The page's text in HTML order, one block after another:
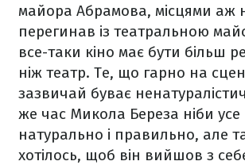
майора Абрамова, місцями аж
перегинав із театральною
все-таки кіно має бути більш
ніж театр. Те, що гарно на
зазвичай буває
же час Микола Береза ніби усе
натурально і правильно, але
хотілось, щоб він вийшов з